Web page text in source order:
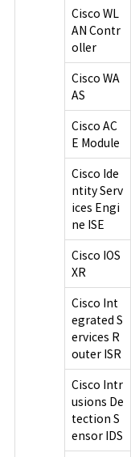
Cisco WL
AN Contr
oller
Cisco WA
AS
Cisco AC
E Module
Cisco Ide
ntity Serv
ices Engi
ne ISE
Cisco IOS
XR
Cisco Int
egrated S
ervices R
outer ISR
Cisco Intr
usions De
tection S
ensor IDS